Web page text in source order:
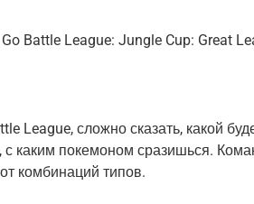
League, сложно сказать, какой
с каким покемоном сразишься.
комбинаций типов.